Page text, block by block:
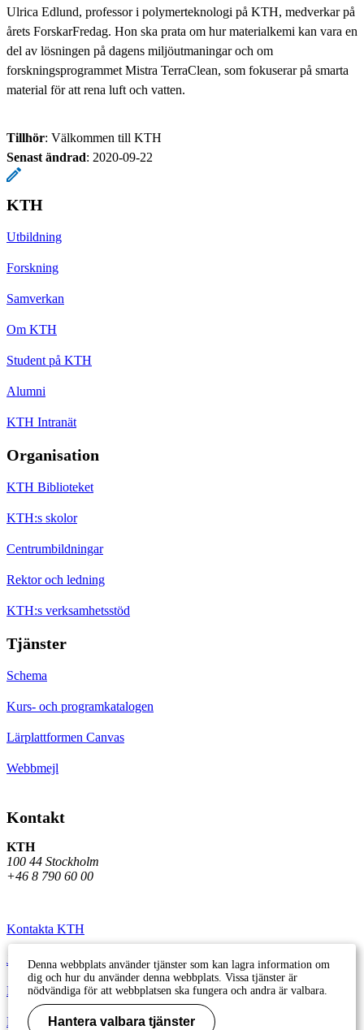
Ulrica Edlund, professor i polymerteknologi på KTH, medverkar på
årets ForskarFredag. Hon ska prata om hur materialkemi kan vara en
del av lösningen på dagens miljöutmaningar och om
forskningsprogrammet Mistra TerraClean, som fokuserar på smarta
material för att rena luft och vatten.
Tillhör: Välkommen till KTH
Senast ändrad: 2020-09-22
KTH
Utbildning
Forskning
Samverkan
Om KTH
Student på KTH
Alumni
KTH Intranät
Organisation
KTH Biblioteket
KTH:s skolor
Centrumbildningar
Rektor och ledning
KTH:s verksamhetsstöd
Tjänster
Schema
Kurs- och programkatalogen
Lärplattformen Canvas
Webbmejl
Kontakt
KTH
100 44 Stockholm
+46 8 790 60 00
Kontakta KTH
Jobba på KTH
Press och media
Faktura och betalning KTH
Denna webbplats använder tjänster som kan lagra information om
dig och hur du använder denna webbplats. Vissa tjänster är
nödvändiga för att webbplatsen ska fungera och andra är valbara.
Hantera valbara tjänster